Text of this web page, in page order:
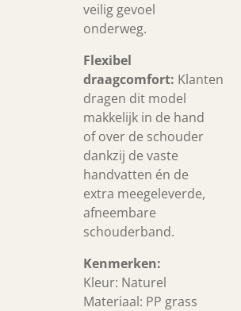
veilig gevoel
onderweg.
Flexibel
draagcomfort: Klanten
dragen dit model
makkelijk in de hand
of over de schouder
dankzij de vaste
handvatten én de
extra meegeleverde,
afneembare
schouderband.
Kenmerken:
Kleur: Naturel
Materiaal: PP grass